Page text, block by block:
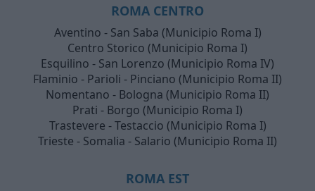
ROMA CENTRO
Aventino - San Saba (Municipio Roma I)
Centro Storico (Municipio Roma I)
Esquilino - San Lorenzo (Municipio Roma IV)
Flaminio - Parioli - Pinciano (Municipio Roma II)
Nomentano - Bologna (Municipio Roma II)
Prati - Borgo (Municipio Roma I)
Trastevere - Testaccio (Municipio Roma I)
Trieste - Somalia - Salario (Municipio Roma II)
ROMA EST